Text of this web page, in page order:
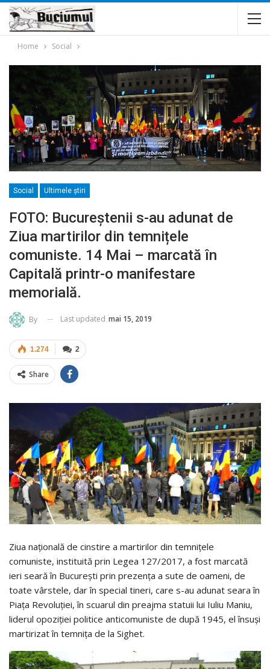
Home Social
Social Ultimele ştiri
FOTO: Bucureștenii s-au adunat de
Ziua martirilor din temnițele
comuniste. 14 Mai – marcată în
Capitală printr-o manifestare
memorială.
By Last updated mai 15, 2019
2
1.274
Share
Ziua națională de cinstire a martirilor din temnițele
comuniste, instituită prin Legea 127/2017, a fost marcată
ieri seară în București prin prezența a sute de oameni, de
toate vârstele, dar în special tineri, care s-au adunat seara în
Piața Revoluției, în scuarul din preajma statuii lui Iuliu Maniu,
liderul opoziției politice anticomuniste de după 1945, el însuși
martirizat în temnița de la Sighet.